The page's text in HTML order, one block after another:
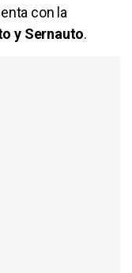
con la
y Sernauto.